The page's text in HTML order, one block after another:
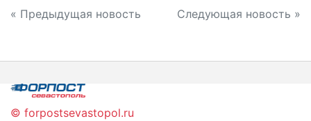
Навигация
записям
« Предыдущая новость Следующая новость »
© forpostsevastopol.ru